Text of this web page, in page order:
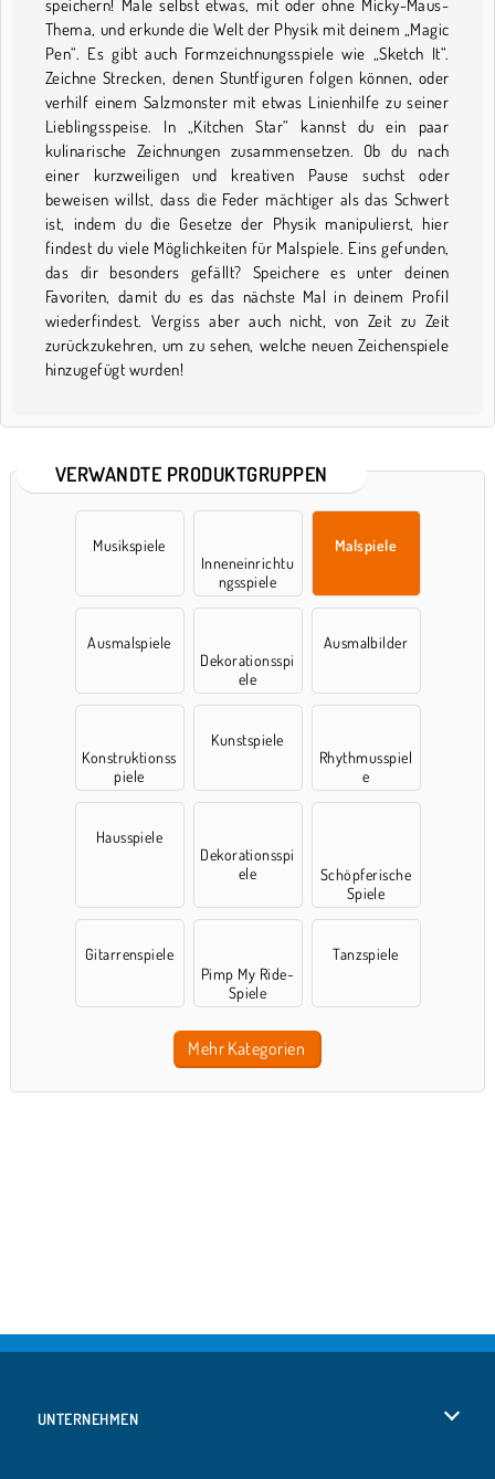
speichern! Male selbst etwas, mit oder ohne Micky-Maus-
Thema, und erkunde die Welt der Physik mit deinem „Magic
Pen“. Es gibt auch Formzeichnungsspiele wie „Sketch It“.
Zeichne Strecken, denen Stuntfiguren folgen können, oder
verhilf einem Salzmonster mit etwas Linienhilfe zu seiner
Lieblingsspeise. In „Kitchen Star“ kannst du ein paar
kulinarische Zeichnungen zusammensetzen. Ob du nach
einer kurzweiligen und kreativen Pause suchst oder
beweisen willst, dass die Feder mächtiger als das Schwert
ist, indem du die Gesetze der Physik manipulierst, hier
findest du viele Möglichkeiten für Malspiele. Eins gefunden,
das dir besonders gefällt? Speichere es unter deinen
Favoriten, damit du es das nächste Mal in deinem Profil
wiederfindest. Vergiss aber auch nicht, von Zeit zu Zeit
zurückzukehren, um zu sehen, welche neuen Zeichenspiele
hinzugefügt wurden!
VERWANDTE PRODUKTGRUPPEN
Musikspiele
Inneneinrichtu
ngsspiele
Malspiele
Ausmalspiele
Dekorationsspi
ele
Ausmalbilder
Konstruktionss
piele
Kunstspiele
Rhythmusspiel
e
Hausspiele
Dekorationsspi
ele
Schöpferische
Spiele
Gitarrenspiele
Pimp My Ride-
Spiele
Tanzspiele
Mehr Kategorien
UNTERNEHMEN